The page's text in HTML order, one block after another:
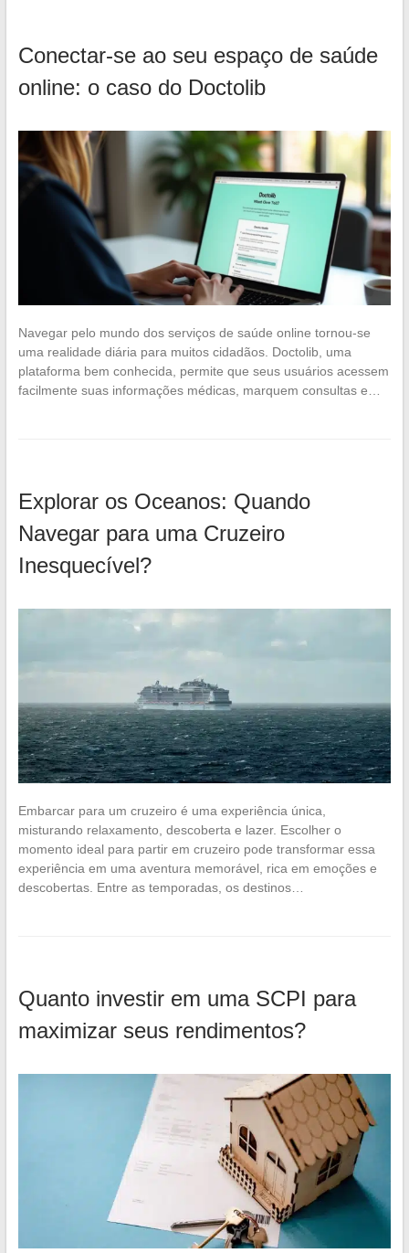
Conectar-se ao seu espaço de saúde
online: o caso do Doctolib
Navegar pelo mundo dos serviços de saúde online tornou-se
uma realidade diária para muitos cidadãos. Doctolib, uma
plataforma bem conhecida, permite que seus usuários acessem
facilmente suas informações médicas, marquem consultas e…
Explorar os Oceanos: Quando
Navegar para uma Cruzeiro
Inesquecível?
Embarcar para um cruzeiro é uma experiência única,
misturando relaxamento, descoberta e lazer. Escolher o
momento ideal para partir em cruzeiro pode transformar essa
experiência em uma aventura memorável, rica em emoções e
descobertas. Entre as temporadas, os destinos…
Quanto investir em uma SCPI para
maximizar seus rendimentos?